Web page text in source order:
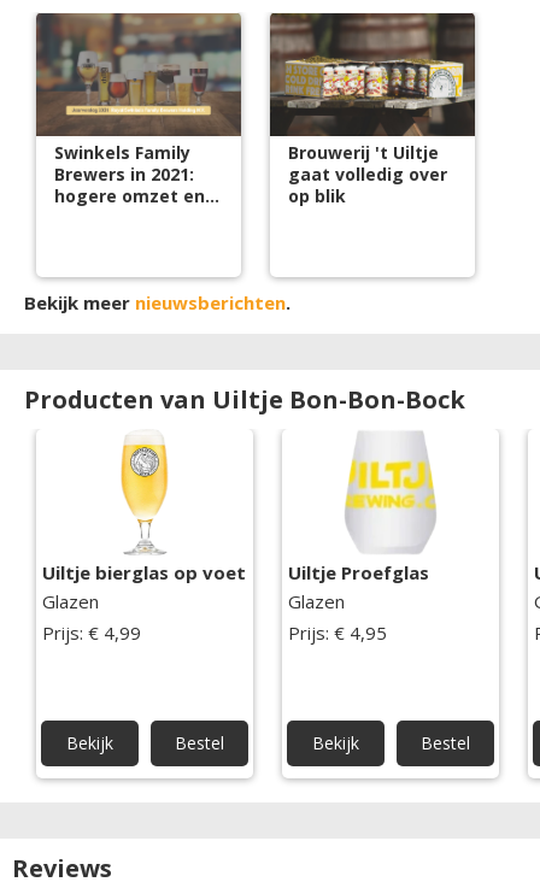
Swinkels Family
Brewers in 2021:
hogere omzet en
Brouwerij 't Uiltje
gaat volledig over
op blik
Bekijk meer nieuwsberichten.
Producten van Uiltje Bon-Bon-Bock
Uiltje bierglas op voet
Glazen
Prijs: € 4,99
Bekijk Bestel
Uiltje Proefglas
Glazen
Prijs: € 4,95
Bekijk Bestel
Reviews